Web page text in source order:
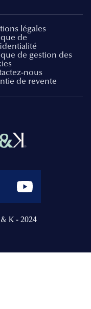
légales
de
de gestion des
nous
de revente
K - 2024